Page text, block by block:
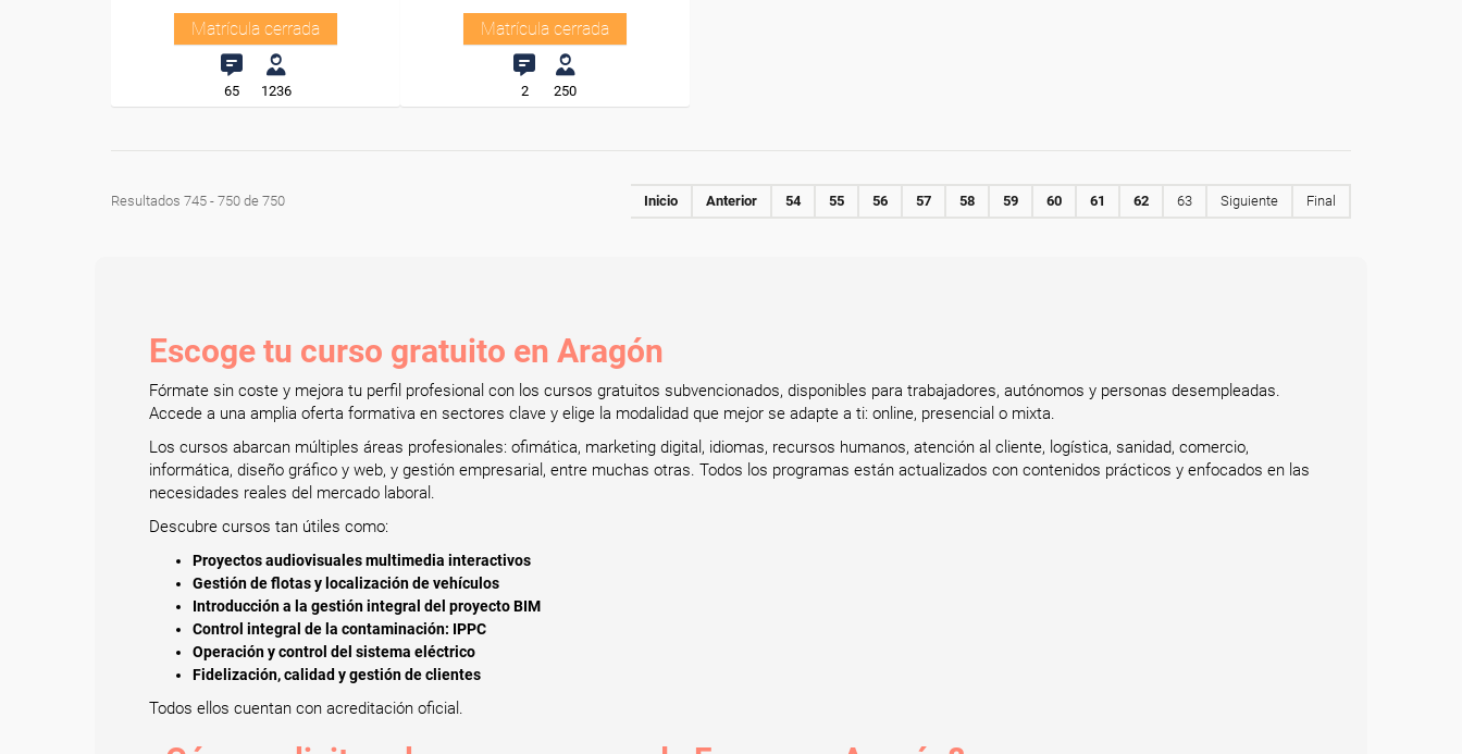
Matrícula cerrada
65 1236
Matrícula cerrada
2 250
Resultados 745 - 750 de 750 Inicio Anterior 54 55 56 57 58 59 60 61 62 63 Siguiente Final
Escoge tu curso gratuito en Aragón
Fórmate sin coste y mejora tu perfil profesional con los cursos gratuitos subvencionados, disponibles para trabajadores, autónomos y personas desempleadas.
Accede a una amplia oferta formativa en sectores clave y elige la modalidad que mejor se adapte a ti: online, presencial o mixta.
Los cursos abarcan múltiples áreas profesionales: ofimática, marketing digital, idiomas, recursos humanos, atención al cliente, logística, sanidad, comercio,
informática, diseño gráfico y web, y gestión empresarial, entre muchas otras. Todos los programas están actualizados con contenidos prácticos y enfocados en las
necesidades reales del mercado laboral.
Descubre cursos tan útiles como:
Proyectos audiovisuales multimedia interactivos
Gestión de flotas y localización de vehículos
Introducción a la gestión integral del proyecto BIM
Control integral de la contaminación: IPPC
Operación y control del sistema eléctrico
Fidelización, calidad y gestión de clientes
Todos ellos cuentan con acreditación oficial.